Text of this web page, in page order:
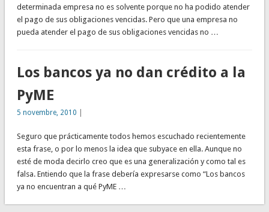
determinada empresa no es solvente porque no ha podido atender
el pago de sus obligaciones vencidas. Pero que una empresa no
pueda atender el pago de sus obligaciones vencidas no …
Los bancos ya no dan crédito a la
PyME
5 novembre, 2010
Seguro que prácticamente todos hemos escuchado recientemente
esta frase, o por lo menos la idea que subyace en ella. Aunque no
esté de moda decirlo creo que es una generalización y como tal es
falsa. Entiendo que la frase debería expresarse como “Los bancos
ya no encuentran a qué PyME …